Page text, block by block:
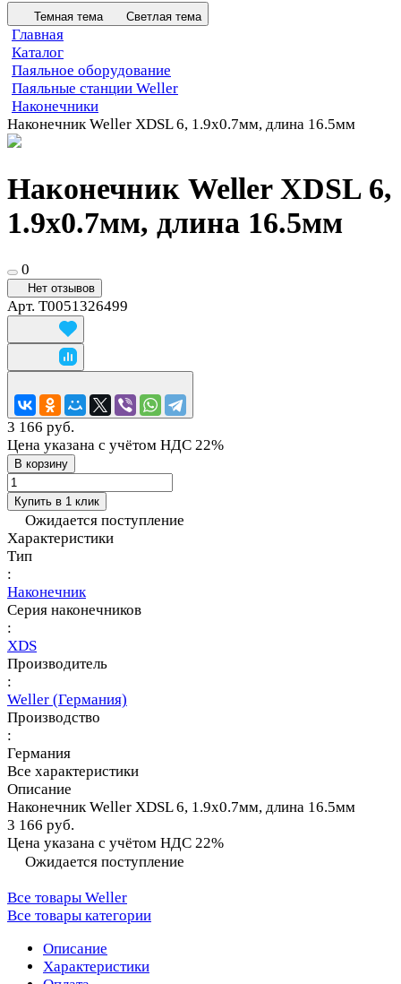
Темная тема Светлая тема
Главная
Каталог
Паяльное оборудование
Паяльные станции Weller
Наконечники
Наконечник Weller XDSL 6, 1.9х0.7мм, длина 16.5мм
Наконечник Weller XDSL 6,
1.9х0.7мм, длина 16.5мм
0
Нет отзывов
Арт. T0051326499
3 166 руб.
Цена указана с учётом НДС 22%
В корзину
Купить в 1 клик
Ожидается поступление
Характеристики
Тип
:
Наконечник
Серия наконечников
:
XDS
Производитель
:
Weller (Германия)
Производство
:
Германия
Все характеристики
Описание
Наконечник Weller XDSL 6, 1.9х0.7мм, длина 16.5мм
3 166 руб.
Цена указана с учётом НДС 22%
Ожидается поступление
Все товары Weller
Все товары категории
Описание
Характеристики